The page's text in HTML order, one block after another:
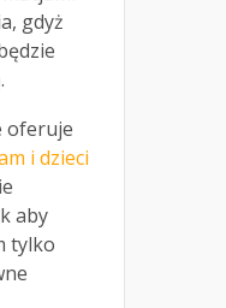
gdyż
oferuje
i dzieci
aby
tylko